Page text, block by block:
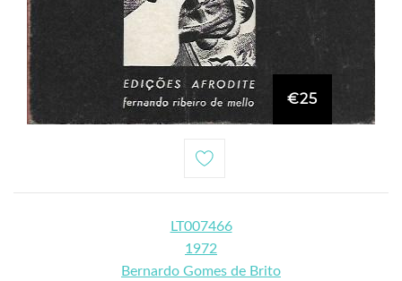
€25
LT007466
1972
Bernardo Gomes de Brito